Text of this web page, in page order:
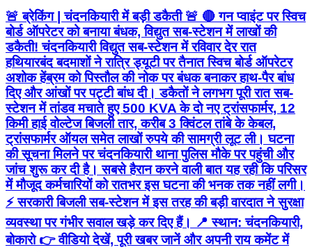
🚨 ब्रेकिंग | चंदनकियारी में बड़ी डकैती 🚨 🔴 गन प्वाइंट पर स्विच
बोर्ड ऑपरेटर को बनाया बंधक, विद्युत सब-स्टेशन में लाखों की
डकैती! चंदनकियारी विद्युत सब-स्टेशन में रविवार देर रात
हथियारबंद बदमाशों ने रात्रि ड्यूटी पर तैनात स्विच बोर्ड ऑपरेटर
अशोक हेंब्रम को पिस्तौल की नोक पर बंधक बनाकर हाथ-पैर बांध
दिए और आंखों पर पट्टी बांध दी। डकैतों ने लगभग पूरी रात सब-
स्टेशन में तांडव मचाते हुए 500 KVA के दो नए ट्रांसफार्मर, 12
किमी हाई वोल्टेज बिजली तार, करीब 3 क्विंटल तांबे के केबल,
ट्रांसफार्मर ऑयल समेत लाखों रुपये की सामग्री लूट ली। घटना
की सूचना मिलने पर चंदनकियारी थाना पुलिस मौके पर पहुंची और
जांच शुरू कर दी है। सबसे हैरान करने वाली बात यह रही कि परिसर
में मौजूद कर्मचारियों को रातभर इस घटना की भनक तक नहीं लगी।
⚡ सरकारी बिजली सब-स्टेशन में इस तरह की बड़ी वारदात ने सुरक्षा
व्यवस्था पर गंभीर सवाल खड़े कर दिए हैं। 📍 स्थान: चंदनकियारी,
बोकारो 👉 वीडियो देखें, पूरी खबर जानें और अपनी राय कमेंट में